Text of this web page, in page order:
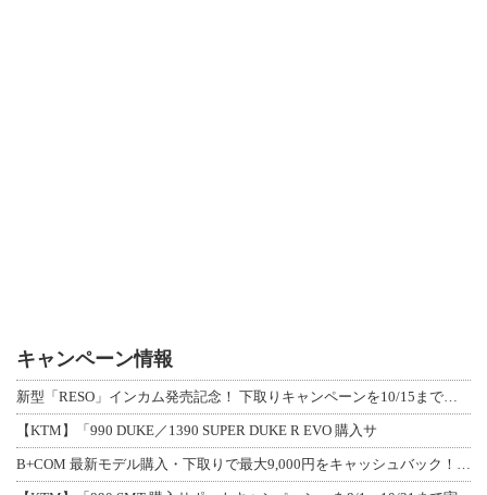
キャンペーン情報
新型「RESO」インカム発売記念！ 下取りキャンペーンを10/15まで延長して開
【KTM】「990 DUKE／1390 SUPER DUKE R EVO 購入サ
B+COM 最新モデル購入・下取りで最大9,000円をキャッシュバック！「B+F